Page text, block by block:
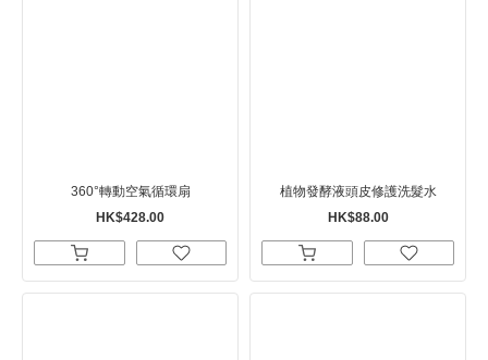
360°轉動空氣循環扇
HK$428.00
植物發酵液頭皮修護洗髮水
HK$88.00